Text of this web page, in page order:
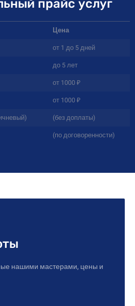
прайс услуг
Цена
от 1 до 5 дней
до 5 лет
от 1000 ₽
от 1000 ₽
(без доплаты)
(по договоренности)
нашими мастерами, цены и